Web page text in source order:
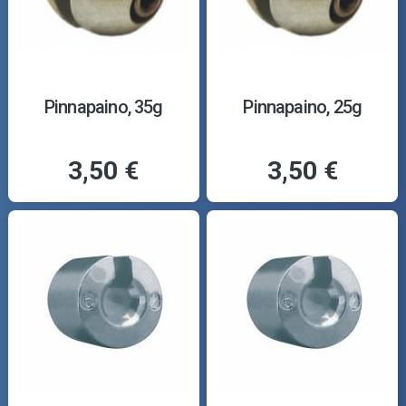
Pinnapaino, 35g
3,50 €
Pinnapaino, 25g
3,50 €